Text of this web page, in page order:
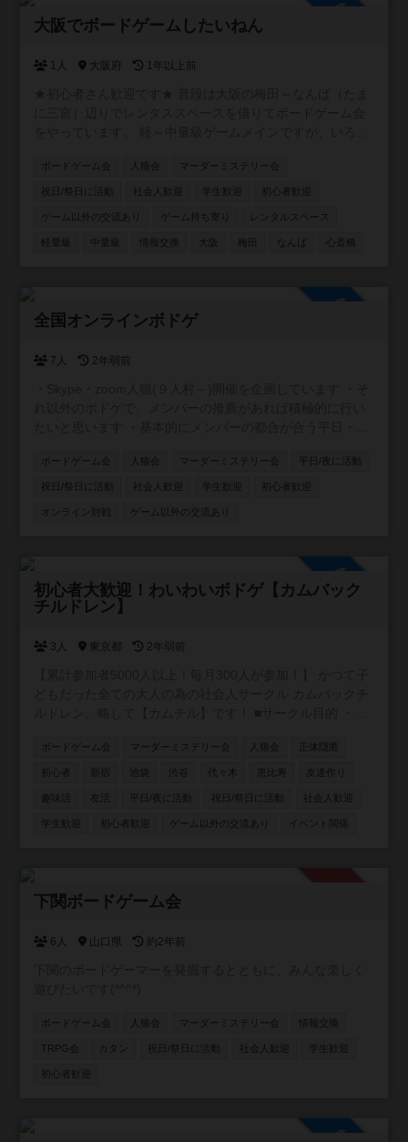
た場合は、即刻退会をしていただきます。 【活動内容】 ・
面白そうなことなんでも （イケナイことはしないよ😊）
祝日 ・平日夜 【参加費】 ・実費＋参加費500円 【注意事
大阪でボードゲームしたいねん
1人 大阪府 1年以上前
人も経験者の方もよろしくお願いします。
ボードゲーム会 人狼会 マーダーミステリー会
祝日/祭日に活動 社会人歓迎 学生歓迎 初心者歓迎
ゲーム以外の交流あり ゲーム持ち寄り レンタルスペース
軽量級 中量級 情報交換 大阪 梅田 なんば 心斎橋
全国オンラインボドゲ
7人 2年弱前
内ルールはメンバー同士で都度決めていきたいと思います
ボードゲーム会 人狼会 マーダーミステリー会 平日/夜に活動
祝日/祭日に活動 社会人歓迎 学生歓迎 初心者歓迎
オンライン対戦 ゲーム以外の交流あり
参加自由
初心者大歓迎！わいわいボドゲ【カムバック
チルドレン】
3人 東京都 2年弱前
を作りたい ・とにかく体を動かしたい ・仕事と無関係の人
と話したい 主な年齢層は20~30代。男女比は6：4 ■お断り
て嫌な思いをした事があります。 上記目的の方は来ないで
す 初心者でも楽しめる簡単なゲームばかりです！ ボードゲ
ボードゲーム会 マーダーミステリー会 人狼会 正体隠匿
初心者 新宿 池袋 渋谷 代々木 恵比寿 友達作り
趣味活 友活 平日/夜に活動 祝日/祭日に活動 社会人歓迎
学生歓迎 初心者歓迎 ゲーム以外の交流あり イベント関係
下関ボードゲーム会
6人 山口県 約2年前
ボードゲーム会 人狼会 マーダーミステリー会 情報交換
TRPG会 カタン 祝日/祭日に活動 社会人歓迎 学生歓迎
初心者歓迎